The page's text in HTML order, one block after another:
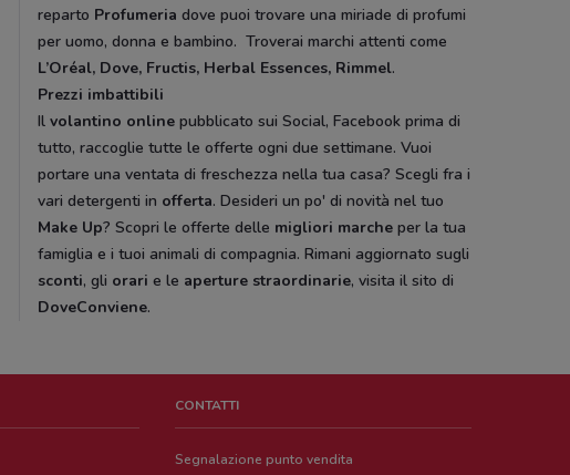
reparto Profumeria dove puoi trovare una miriade di profumi
per uomo, donna e bambino. Troverai marchi attenti come
L’Oréal, Dove, Fructis, Herbal Essences, Rimmel.
Prezzi imbattibili
Ilvolantino online pubblicato sui Social, Facebook prima di
tutto, raccoglie tutte le offerte ogni due settimane. Vuoi
portare una ventata di freschezza nella tua casa? Scegli fra i
vari detergenti in offerta. Desideri un po' di novità nel tuo
Make Up? Scopri le offerte delle migliori marche per la tua
famiglia e i tuoi animali di compagnia. Rimani aggiornato sugli
sconti, gli orari e le aperture straordinarie, visita il sito di
DoveConviene.
CONTATTI
Segnalazione punto vendita